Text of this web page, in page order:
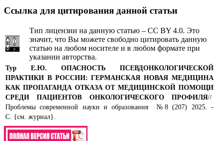
Ссылка для цитирования данной статьи
Тип лицензии на данную статью – CC BY 4.0. Это
значит, что Вы можете свободно цитировать данную
статью на любом носителе и в любом формате при
указании авторства.
Тур Е.Ю.
ОПАСНОСТЬ ПСЕВДОНКОЛОГИЧЕСКОЙ
ПРАКТИКИ В РОССИИ: ГЕРМАНСКАЯ НОВАЯ МЕДИЦИНА
КАК ПРОПАГАНДА ОТКАЗА ОТ МЕДИЦИНСКОЙ ПОМОЩИ
СРЕДИ ПАЦИЕНТОВ ОНКОЛОГИЧЕСКОГО ПРОФИЛЯ//
Проблемы современной науки и образования №8 (207) 2025. -
С. {см. журнал}.